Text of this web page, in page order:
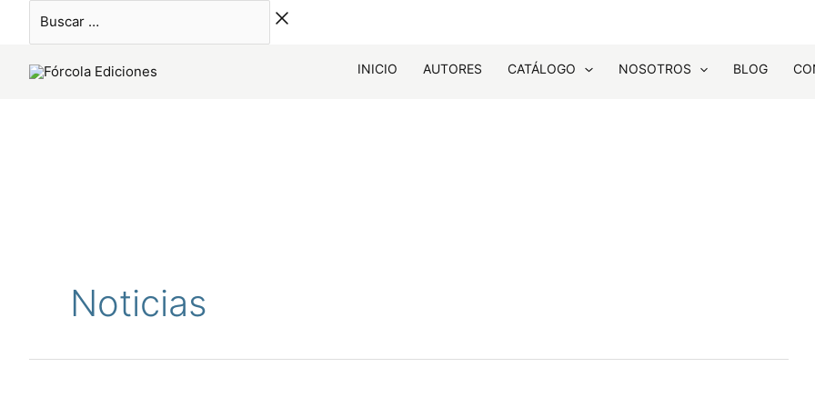
INICIO AUTORES CATÁLOGO NOSOTROS BLOG
Noticias